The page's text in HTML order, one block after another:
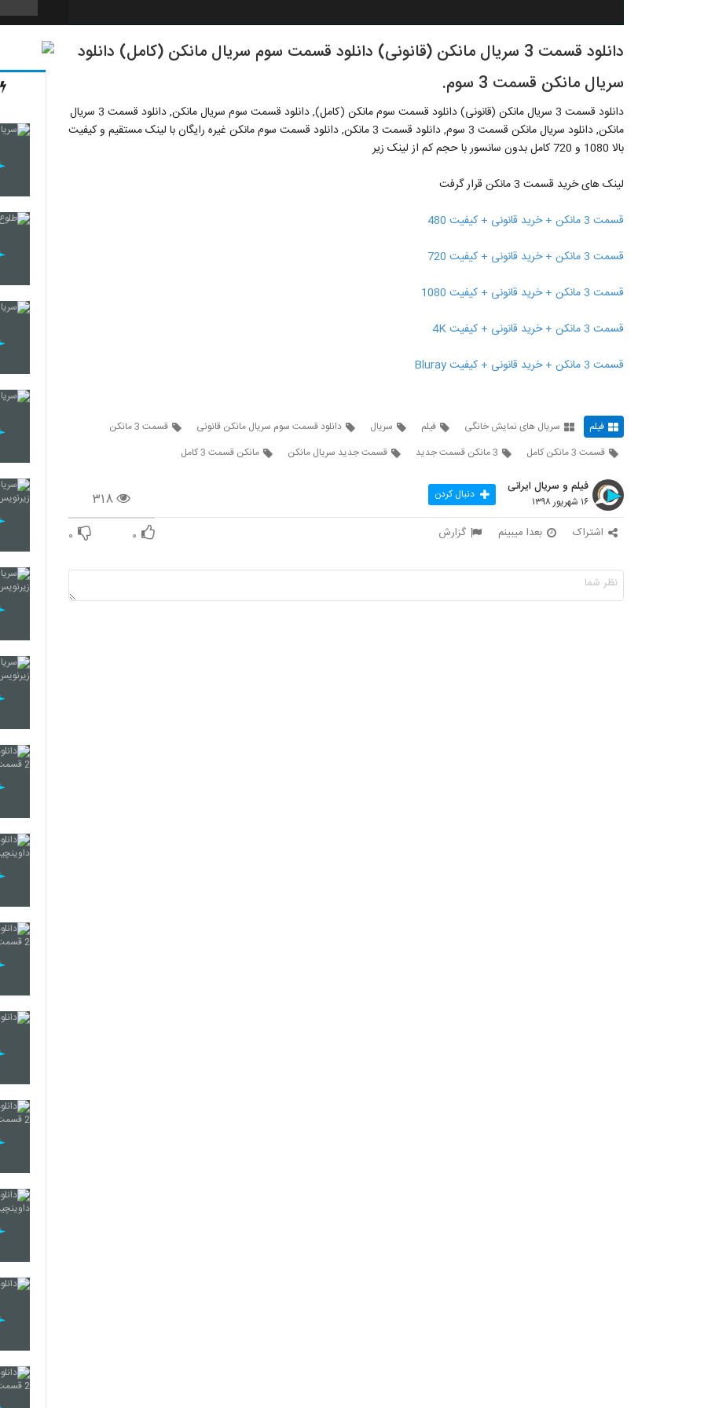
9
دانلود قسمت 3 سریال مانکن (قانونی) دانلود قسمت سوم سریال مانکن (کامل) دانلود
سریال مانکن قسمت 3 سوم.
دانلود قسمت 3 سریال مانکن (قانونی) دانلود قسمت سوم مانکن (کامل), دانلود قسمت سوم سریال مانکن, دانلود قسمت 3 سریال
مانکن, دانلود سریال مانکن قسمت 3 سوم, دانلود قسمت 3 مانکن, دانلود قسمت سوم مانکن غیره رایگان با لینک مستقیم و کیفیت
بالا 1080 و 720 کامل بدون سانسور با حجم کم از لینک زیر
لینک های خرید قسمت 3 مانکن قرار گرفت
قسمت 3 مانکن + خرید قانونی + کیفیت 480
قسمت 3 مانکن + خرید قانونی + کیفیت 720
قسمت 3 مانکن + خرید قانونی + کیفیت 1080
قسمت 3 مانکن + خرید قانونی + کیفیت 4K
قسمت 3 مانکن + خرید قانونی + کیفیت Bluray
فیلم سریال های نمایش خانگی فیلم سریال دانلود قسمت سوم سریال مانکن قانونی
قسمت 3 مانکن
قسمت 3 مانکن کامل
3 مانکن قسمت جدید قسمت جدید سریال مانکن مانکن قسمت 3 کامل
۳۱۸
فیلم و سریال ایرانی
۱۶ شهریور ۱۳۹۸ دنبال کردن
اشتراک بعدا میبینم گزارش ۰ ۰